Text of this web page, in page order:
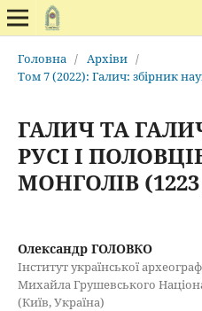
Головна / Архіви /
Том 7 (2022): Галич: збірник
ГАЛИЧ ТА
РУСІ І
МОНГОЛІВ
Олександр ГОЛОВКО
Інститут української
Михайла Грушевського
(Київ, Україна)